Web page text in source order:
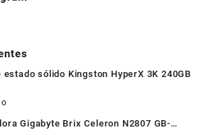
estado sólido Kingston HyperX 3K 240GB
Gigabyte Brix Celeron N2807 GB-